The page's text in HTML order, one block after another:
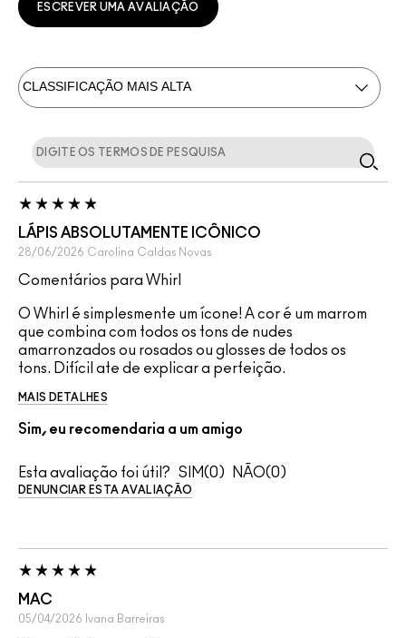
ESCREVER UMA AVALIAÇÃO
LÁPIS ABSOLUTAMENTE ICÔNICO
28/06/2026 Carolina Caldas Novas
Comentários para Whirl
O Whirl é simplesmente um ícone! A cor é um marrom
que combina com todos os tons de nudes
amarronzados ou rosados ou glosses de todos os
tons. Difícil ate de explicar a perfeição.
MAIS DETALHES
Sim, eu recomendaria a um amigo
Esta avaliação foi útil? 0 0
DENUNCIAR ESTA AVALIAÇÃO
MAC
05/04/2026 Ivana Barreiras